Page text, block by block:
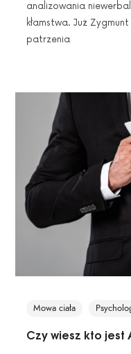
analizowania
kłamstwa. Już
patrzenia
Mowa ciała
Czy wiesz kto jest